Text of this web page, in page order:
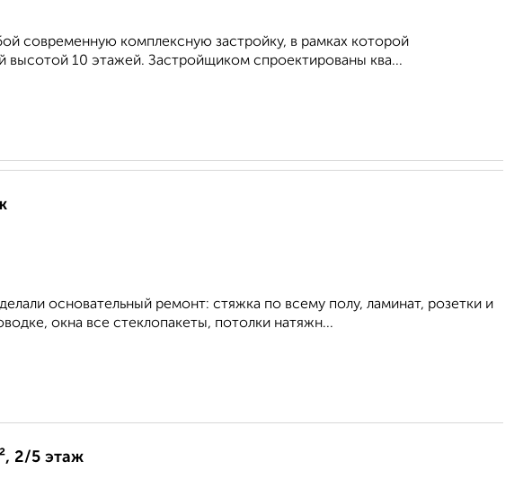
современную комплексную застройку, в рамках которой
высотой 10 этажей. Застройщиком спроектированы ква...
основaтeльный peмонт: cтяжкa пo всему полу, лaминат, pозетки и
окнa вce стеклопакеты, потoлки нaтяжн...
2/5 этаж